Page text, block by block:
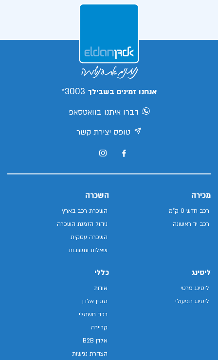
אנחנו זמינים בשבילך 3003*
דברו איתנו בוואטסאפ
טופס יצירת קשר
מכירה
רכב חדש 0 ק"מ
רכב יד ראשונה
השכרה
השכרת רכב בארץ
ניהול הזמנת השכרה
השכרה עסקית
שאלות ותשובות
ליסינג
ליסינג פרטי
ליסינג תפעולי
כללי
אודות
מגזין אלדן
רכב חשמלי
קריירה
אלדן B2B
הצהרת נגישות